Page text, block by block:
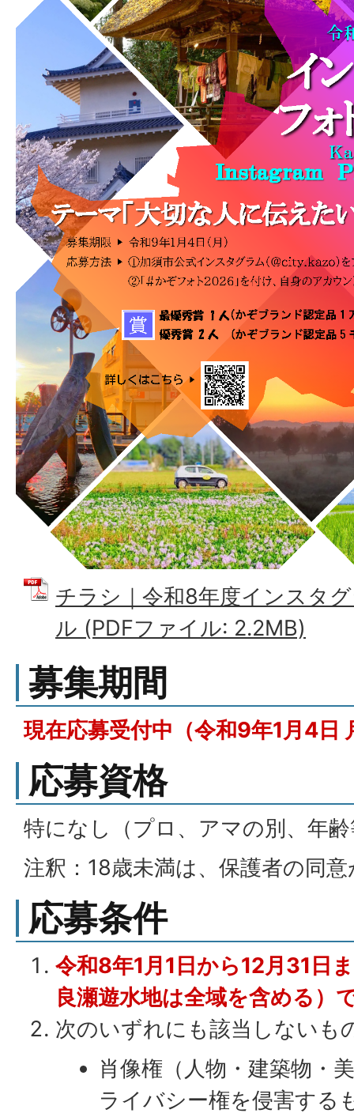
チラシ｜令和8年度インスタ
ル (PDFファイル: 2.2MB)
募集期間
現在応募受付中（令和9年1月4日
応募資格
特になし（プロ、アマの別、年
注釈：18歳未満は、保護者の同
応募条件
令和8年1月1日から12月31日
良瀬遊水地は全域を含める）
次のいずれにも該当しないも
肖像権（人物・建築物・
ライバシー権を侵害する